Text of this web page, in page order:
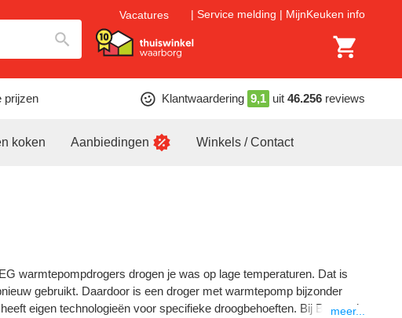
Vacatures Service melding MijnKeuken info
prijzen Klantwaardering 9,1 uit 46.256 reviews
koken Aanbiedingen Winkels / Contact
warmtepompdrogers drogen je was op lage temperaturen. Dat is
gebruikt. Daardoor is een droger met warmtepomp bijzonder
eigen technologieën voor specifieke droogbehoeften. Bij Bemmel
meer...